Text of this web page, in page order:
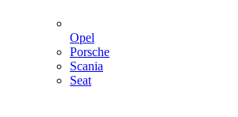
Opel
Porsche
Scania
Seat